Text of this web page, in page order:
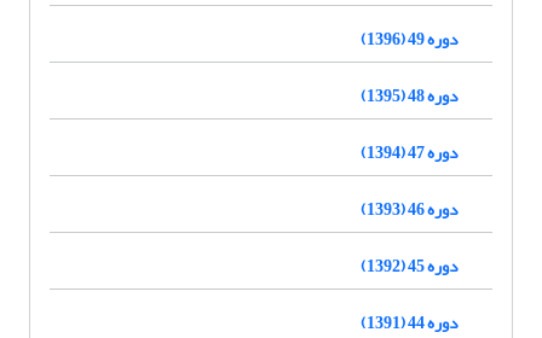
دوره 49 (1396)
دوره 48 (1395)
دوره 47 (1394)
دوره 46 (1393)
دوره 45 (1392)
دوره 44 (1391)